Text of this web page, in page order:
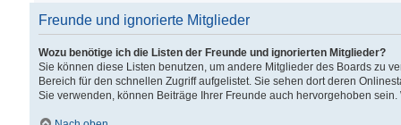
Freunde und ignorierte Mitglieder
Wozu benötige ich die Listen der Freunde und ignorierten Mitglieder?
Sie können diese Listen benutzen, um andere Mitglieder des Boards zu
Bereich für den schnellen Zugriff aufgelistet. Sie sehen dort deren
Sie verwenden, können Beiträge Ihrer Freunde auch hervorgehoben